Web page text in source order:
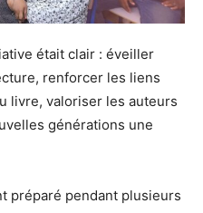
était clair : éveiller
renforcer les liens
livre, valoriser les auteurs
générations une
préparé pendant plusieurs